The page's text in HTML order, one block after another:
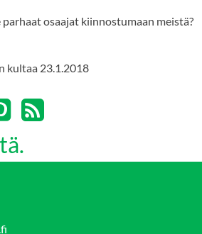
osaajat kiinnostumaan meistä?
kultaa 23.1.2018